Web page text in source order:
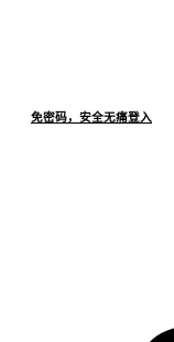
免密码，安全无痛登入